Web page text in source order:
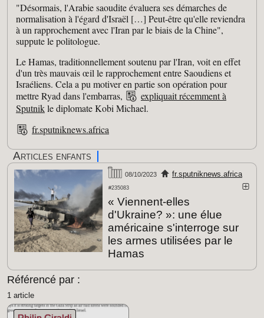
"Désormais, l'Arabie saoudite évaluera ses démarches de
normalisation à l'égard d'Israël […] Peut-être qu'elle reviendra
à un rapprochement avec l'Iran par le biais de la Chine",
suppute le politologue.
Le Hamas, traditionnellement soutenu par l'Iran, voit en effet
d'un très mauvais œil le rapprochement entre Saoudiens et
Israéliens. Cela a pu motiver en partie son opération pour
mettre Ryad dans l'embarras,
expliquait récemment à
Sputnikle diplomate Kobi Michael.
fr.sputniknews.africa
Articles enfants
08/10/2023 fr.sputniknews.africa
#235083
« Viennent-elles
d'Ukraine? »: une élue
américaine s'interroge sur
les armes utilisées par le
Hamas
Référencé par :
1 article